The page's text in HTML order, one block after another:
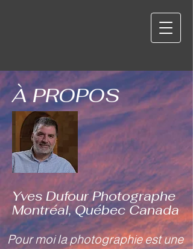
À PROPOS
Yves Dufour Photographe
Montréal, Québec Canada
Pour moi la photographie est une